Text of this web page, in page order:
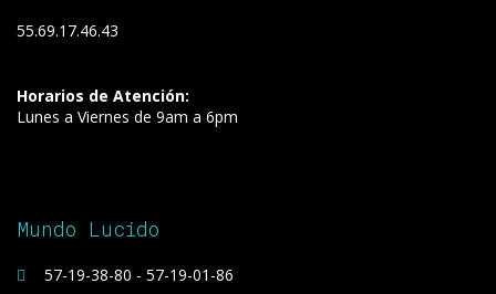
55.69.17.46.43
Horarios de Atención:
Lunes a Viernes de 9am a 6pm
Mundo Lucido
57-19-38-80 - 57-19-01-86